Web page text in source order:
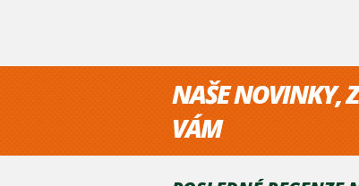
NAŠE NOVINKY,
VÁM